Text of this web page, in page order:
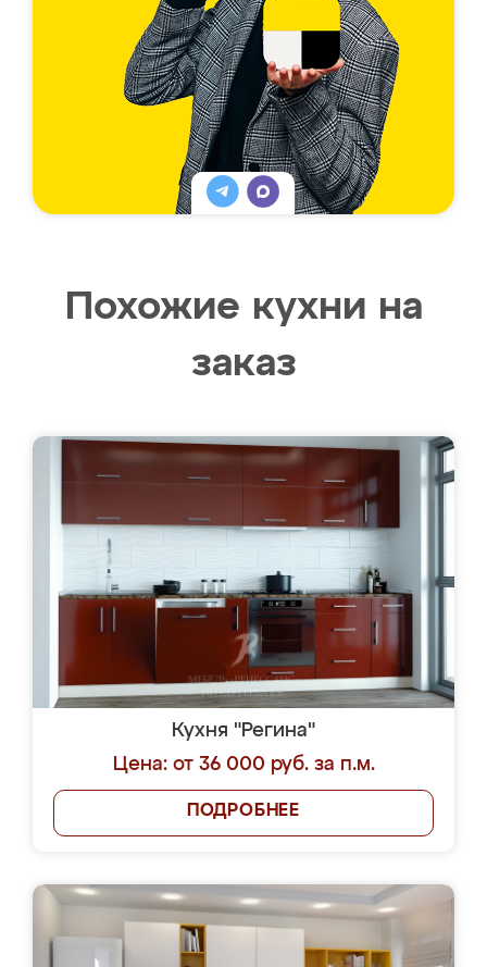
Похожие кухни на
заказ
Кухня "Регина"
Цена: от 36 000 руб. за п.м.
ПОДРОБНЕЕ